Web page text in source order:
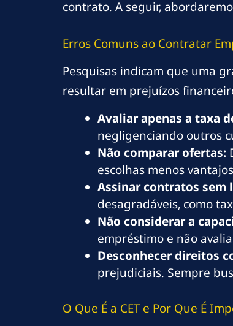
contrato. A seguir,
Erros Comuns ao Contratar
Pesquisas indicam que uma
resultar em prejuízos
Avaliar apenas a taxa
negligenciando outros
Não comparar ofertas:
escolhas menos
Assinar contratos sem
desagradáveis, como
Não considerar a
empréstimo e não
Desconhecer direitos
prejudiciais. Sempre
O Que É a CET e Por Que É